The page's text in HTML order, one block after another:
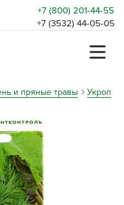
+7 (800) 201-44-55
+7 (3532) 44-05-05
и пряные травы
Укроп